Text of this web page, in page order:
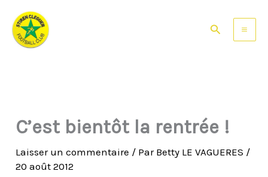
contenu
Rechercher
C’est bientôt la rentrée !
Laisser un commentaire / Par Betty LE VAGUERES /
20 août 2012